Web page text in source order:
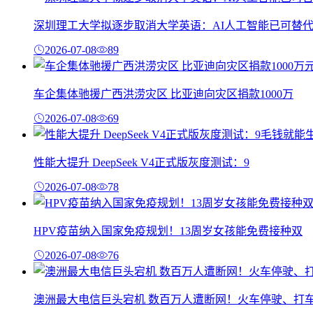
深圳理工大学拟逐步取消大学英语：AI人工智能已可替代
2026-07-08 89
车企集体驰援广西洪涝灾区 比亚迪向灾区捐款1000万
2026-07-08 69
性能大提升 DeepSeek V4正式版灰度测试：9
2026-07-08 78
HPV疫苗纳入国家免疫规划！13周岁女孩能免费接种双
2026-07-08 76
澳洲最大电信巨头宕机 数百万人遭断网！火车停驶、打